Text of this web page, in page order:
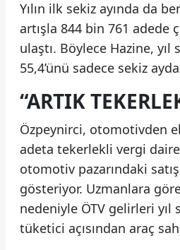
Yılın ilk sekiz ayında da
artışla 844 bin 761 adede
ulaştı. Böylece Hazine,
55,4’ünü sadece sekiz
“ARTIK
Özpeynirci, otomotivden
adeta tekerlekli vergi
otomotiv pazarındaki
gösteriyor. Uzmanlara
nedeniyle ÖTV gelirleri
tüketici açısından araç